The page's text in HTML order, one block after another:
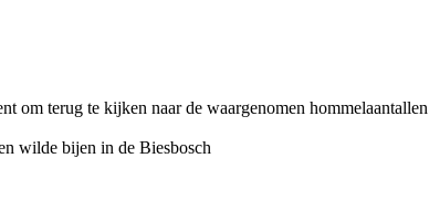
om terug te kijken naar de waargenomen